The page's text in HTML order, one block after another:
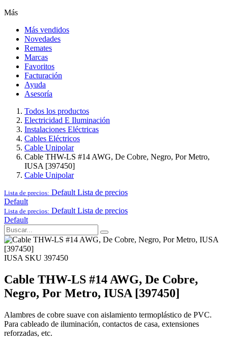
Más
Más vendidos
Novedades
Remates
Marcas
Favoritos
Facturación
Ayuda
Asesoría
Todos los productos
Electricidad E Iluminación
Instalaciones Eléctricas
Cables Eléctricos
Cable Unipolar
Cable THW-LS #14 AWG, De Cobre, Negro, Por Metro,
IUSA [397450]
Cable Unipolar
Lista de precios: Default Lista de precios
Default
Lista de precios: Default Lista de precios
Default
IUSA SKU 397450
Cable THW-LS #14 AWG, De Cobre,
Negro, Por Metro, IUSA [397450]
Alambres de cobre suave con aislamiento termoplástico de PVC.
Para cableado de iluminación, contactos de casa, extensiones
reforzadas, etc.